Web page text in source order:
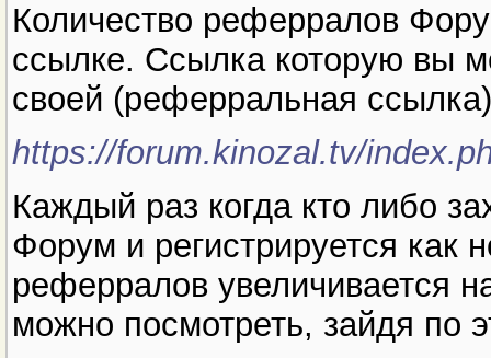
Количество реферралов
ссылке. Ссылка которую вы
своей (реферральная
https://forum.kinozal.tv/
Каждый раз когда кто либо
Форум и регистрируется как
реферралов увеличивается
можно посмотреть, зайдя по